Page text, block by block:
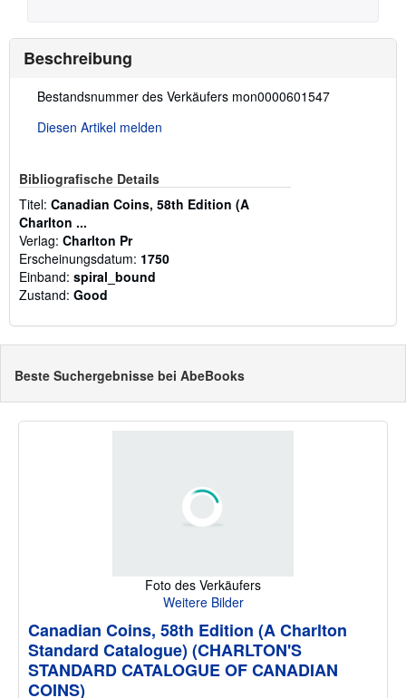
Beschreibung
Beschreibung:
Bestandsnummer des Verkäufers mon0000601547
Diesen Artikel melden
Bibliografische Details
Titel: Canadian Coins, 58th Edition (A
Charlton ...
Verlag: Charlton Pr
Erscheinungsdatum: 1750
Einband: spiral_bound
Zustand: Good
Beste Suchergebnisse bei AbeBooks
Foto des Verkäufers
Weitere Bilder
Canadian Coins, 58th Edition (A Charlton
Standard Catalogue) (CHARLTON'S
STANDARD CATALOGUE OF CANADIAN
COINS)